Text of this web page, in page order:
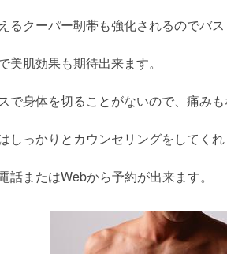
るクーパー靭帯も強化されるのでバ
美肌効果も期待出来ます。
で身体を切ることがないので、痛みも
しっかりとカウンセリングをしてくれ
話またはWebから予約が出来ます。